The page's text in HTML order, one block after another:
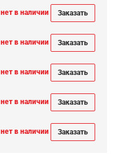
нет в наличии Заказать
нет в наличии Заказать
нет в наличии Заказать
нет в наличии Заказать
нет в наличии Заказать